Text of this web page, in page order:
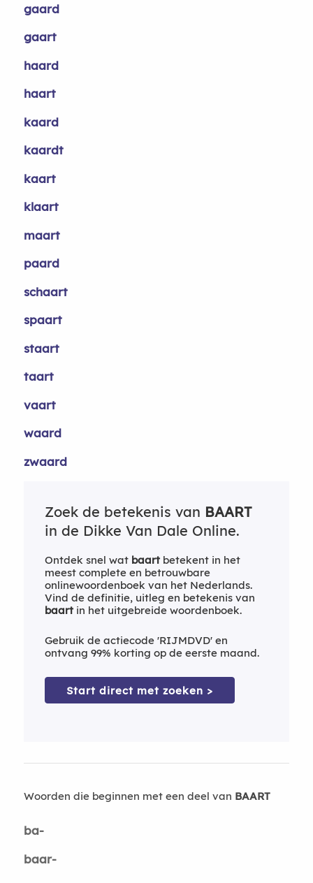
gaard
gaart
haard
haart
kaard
kaardt
kaart
klaart
maart
paard
schaart
spaart
staart
taart
vaart
waard
zwaard
Zoek de betekenis van BAART
in de Dikke Van Dale Online.
Ontdek snel wat baartbetekent in het
meest complete en betrouwbare
onlinewoordenboek van het Nederlands.
Vind de definitie, uitleg en betekenis van
baartin het uitgebreide woordenboek.
Gebruik de actiecode 'RIJMDVD' en
ontvang 99% korting op de eerste maand.
Start direct met zoeken >
Woorden die beginnen met een deel van BAART
ba-
baar-